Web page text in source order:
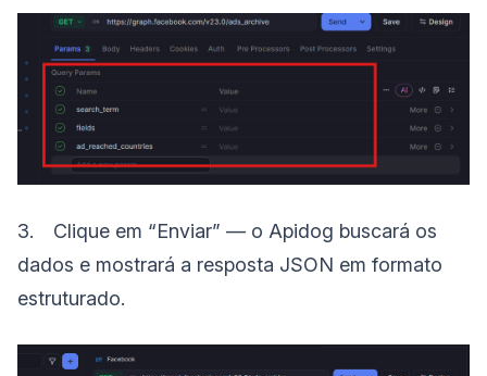
3. Clique em “Enviar” — o Apidog buscará os
dados e mostrará a resposta JSON em formato
estruturado.